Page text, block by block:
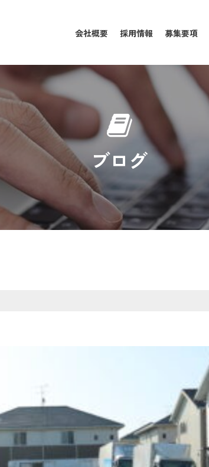
会社概要 採用情報 募集要項
ブログ